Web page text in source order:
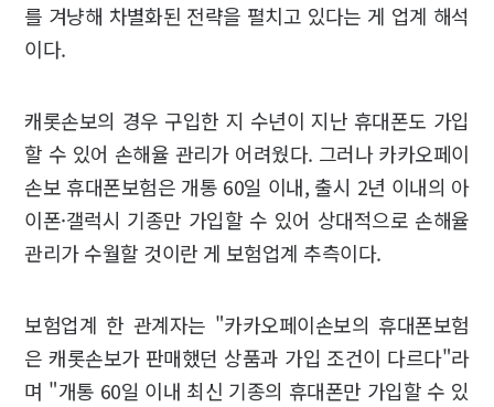
를 겨냥해 차별화된 전략을 펼치고 있다는 게 업계 해석
이다.
캐롯손보의 경우 구입한 지 수년이 지난 휴대폰도 가입
할 수 있어 손해율 관리가 어려웠다. 그러나 카카오페이
손보 휴대폰보험은 개통 60일 이내, 출시 2년 이내의 아
이폰·갤럭시 기종만 가입할 수 있어 상대적으로 손해율
관리가 수월할 것이란 게 보험업계 추측이다.
보험업계 한 관계자는 "카카오페이손보의 휴대폰보험
은 캐롯손보가 판매했던 상품과 가입 조건이 다르다"라
며 "개통 60일 이내 최신 기종의 휴대폰만 가입할 수 있